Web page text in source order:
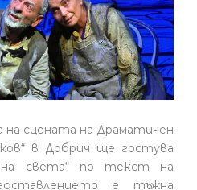
на сцената на Драматичен
в Добрич ще гостува
на света“ по текст на
е тъжна